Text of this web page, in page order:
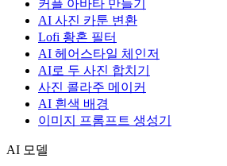
커플 아바타 만들기
AI 사진 카툰 변환
Lofi 황혼 필터
AI 헤어스타일 체인저
AI로 두 사진 합치기
사진 콜라주 메이커
AI 흰색 배경
이미지 프롬프트 생성기
AI 모델